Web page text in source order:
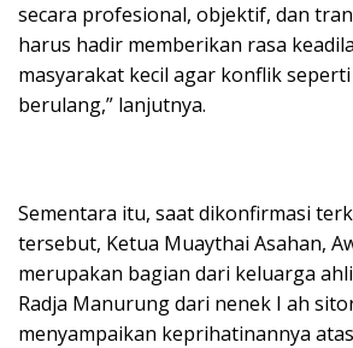
secara profesional, objektif, dan
harus hadir memberikan rasa
masyarakat kecil agar konflik
berulang,” lanjutnya.
Sementara itu, saat dikonfirmasi
tersebut, Ketua Muaythai Asahan,
merupakan bagian dari keluarga
Radja Manurung dari nenek I ah
menyampaikan keprihatinannya